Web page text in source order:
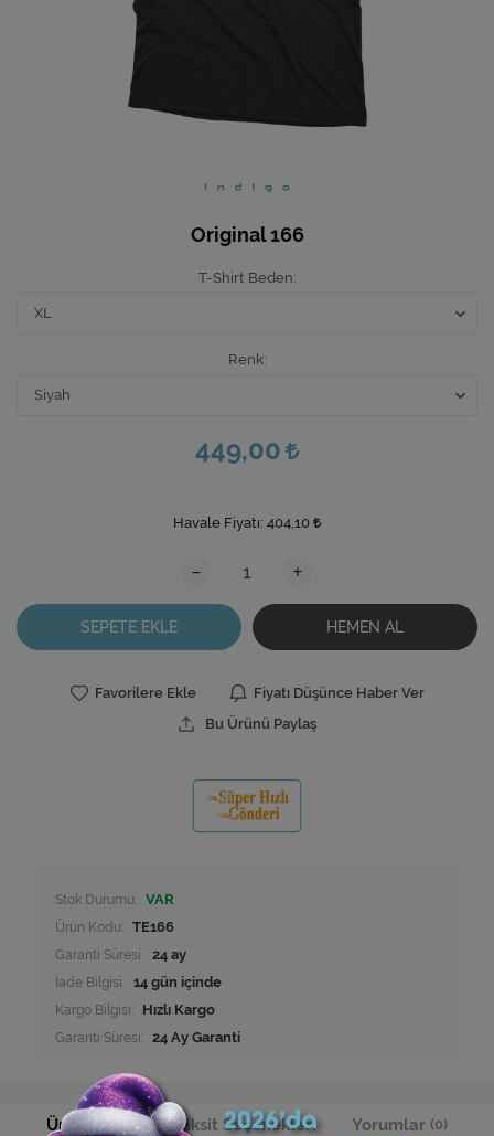
Mutfak
Original 166
T-Shirt Beden
Renk
449,00
Havale Fiyatı: 404,10
- +
SEPETE EKLE HEMEN AL
Favorilere Ekle
Fiyatı Düşünce Haber Ver
Bu Ürünü Paylaş
Stok Durumu: VAR
Ürün Kodu: TE166
Garanti Süresi: 24 ay
İade Bilgisi:
Kargo Bilgisi: Hızlı Kargo
Garanti Süresi: 24 Ay Garanti
Ürün Bilgisi Taksit Seçenekleri Yorumlar (0)